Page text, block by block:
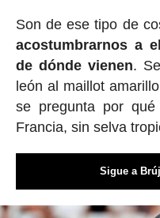
Son de ese tipo de
acostumbrarnos a
de dónde vienen.
león al maillot
se pregunta por
Francia, sin selva
Sigue a